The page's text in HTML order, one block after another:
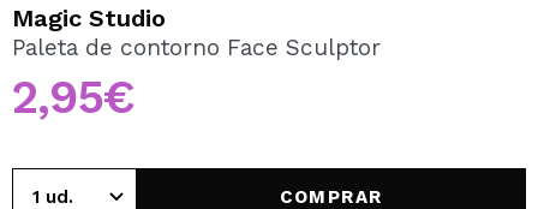
Al crear una cuenta en Maquillalia.com podrás realizar
tus compras rápidamente, revisar el estado de tus
pedidos y consultar tus operaciones anteriores.
CREAR CUENTA
Magic Studio
Paleta de contorno Face Sculptor
2,95€
COMPRAR